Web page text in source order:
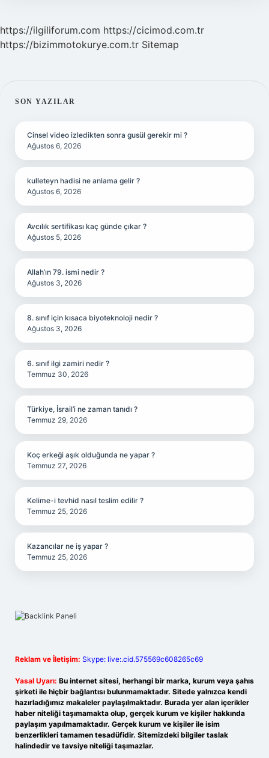
https://ilgiliforum.com https://cicimod.com.tr
https://bizimmotokurye.com.tr Sitemap
SIDEBAR
SON YAZILAR
Cinsel video izledikten sonra gusül gerekir mi ?
Ağustos 6, 2026
kulleteyn hadisi ne anlama gelir ?
Ağustos 6, 2026
Avcılık sertifikası kaç günde çıkar ?
Ağustos 5, 2026
Allah’ın 79. ismi nedir ?
Ağustos 3, 2026
8. sınıf için kısaca biyoteknoloji nedir ?
Ağustos 3, 2026
6. sınıf ilgi zamiri nedir ?
Temmuz 30, 2026
Türkiye, İsrail’i ne zaman tanıdı ?
Temmuz 29, 2026
Koç erkeği aşık olduğunda ne yapar ?
Temmuz 27, 2026
Kelime-i tevhid nasıl teslim edilir ?
Temmuz 25, 2026
Kazancılar ne iş yapar ?
Temmuz 25, 2026
Reklam ve İletişim: Skype: live:.cid.575569c608265c69
Yasal Uyarı: Bu internet sitesi, herhangi bir marka, kurum veya şahıs
şirketi ile hiçbir bağlantısı bulunmamaktadır. Sitede yalnızca kendi
hazırladığımız makaleler paylaşılmaktadır. Burada yer alan içerikler
haber niteliği taşımamakta olup, gerçek kurum ve kişiler hakkında
paylaşım yapılmamaktadır. Gerçek kurum ve kişiler ile isim
benzerlikleri tamamen tesadüfidir. Sitemizdeki bilgiler taslak
halindedir ve tavsiye niteliği taşımazlar.